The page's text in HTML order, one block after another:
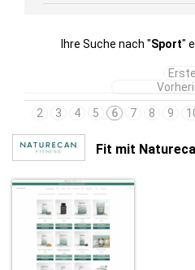
Ihre Suche nach "Sport"
Erste
2
3 4 5 6 7 8 9
Fit mit